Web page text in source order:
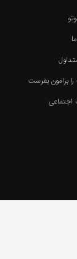
برامون بفرست
اجتماعی